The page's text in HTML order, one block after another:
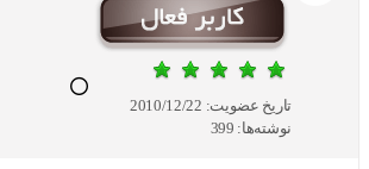
تاریخ عضویت: 2010/12/22
نوشته‌ها: 399